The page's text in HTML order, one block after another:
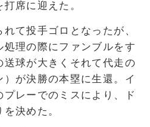
席に迎えた。
て投手ゴロとなったが、
処理の際にファンブルをす
送球が大きくそれて代走の
が決勝の本塁に生還。イ
レーでのミスにより、ド
決めた。